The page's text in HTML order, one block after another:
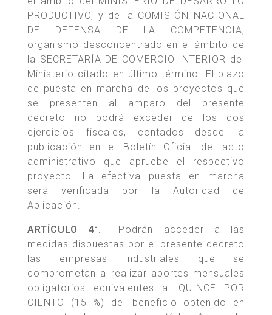
PRODUCTIVO, y de la COMISIÓN NACIONAL
DE DEFENSA DE LA COMPETENCIA,
organismo desconcentrado en el ámbito de
la SECRETARÍA DE COMERCIO INTERIOR del
Ministerio citado en último término. El plazo
de puesta en marcha de los proyectos que
se presenten al amparo del presente
decreto no podrá exceder de los dos
ejercicios fiscales, contados desde la
publicación en el Boletín Oficial del acto
administrativo que apruebe el respectivo
proyecto. La efectiva puesta en marcha
será verificada por la Autoridad de
Aplicación.
ARTÍCULO 4°.– Podrán acceder a las
medidas dispuestas por el presente decreto
las empresas industriales que se
comprometan a realizar aportes mensuales
obligatorios equivalentes al QUINCE POR
CIENTO (15 %) del beneficio obtenido en